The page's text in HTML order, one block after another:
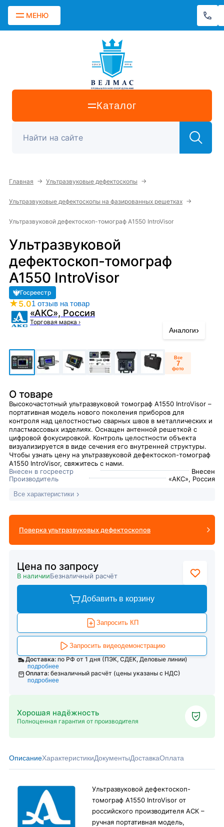
МЕНЮ
Каталог
Главная → Ультразвуковые дефектоскопы →
Ультразвуковые дефектоскопы на фазированных решетках →
Ультразвуковой дефектоскоп-томограф А1550 IntroVisor
Ультразвуковой
дефектоскоп-томограф
А1550 IntroVisor
Госреестр
★5.01 отзыв на товар
«АКС», Россия
Торговая марка ›
Все
7
фото
Аналоги›
О товаре
Высокочастотный ультразвуковой томограф А1550 IntroVisor –
портативная модель нового поколения приборов для
контроля над целостностью сварных швов в металлических и
пластмассовых изделиях. Оснащен антенной решеткой с
цифровой фокусировкой. Контроль целостности объекта
визуализируется в виде сечения его внутренней структуры.
Чтобы узнать цену на ультразвуковой дефектоскоп-томограф
А1550 IntroVisor, свяжитесь с нами.
Внесен в госреестр
Внесен
Производитель
«АКС», Россия
Все характеристики
Поверка ультразвуковых дефектоскопов
Цена по запросу
В наличииБезналичный расчёт
Добавить в корзину
Запросить КП
Запросить видеодемонстрацию
Доставка: по РФ от 1 дня (ПЭК, СДЕК, Деловые линии)
подробнее
Оплата: безналичный расчёт (цены указаны с НДС)
подробнее
Хорошая надёжность
Полноценная гарантия от производителя
ОписаниеХарактеристикиДокументыДоставкаОплата
Ультразвуковой дефектоскоп-
томограф А1550 IntroVisor от
российского производителя АСК –
ручная портативная модель,